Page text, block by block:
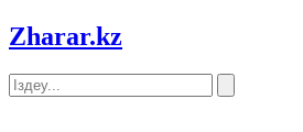
Zharar.kz